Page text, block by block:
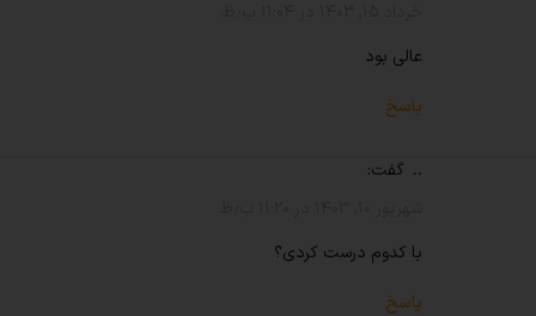
عالی بود
پاسخ
.. گفت:
با کدوم درست کردی؟
پاسخ